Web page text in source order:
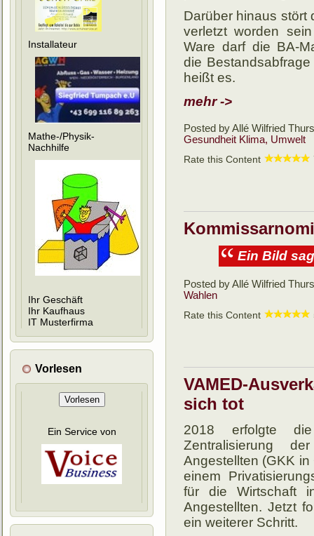
Installateur
Mathe-/Physik-
Nachhilfe
Ihr Geschäft
Ihr Kaufhaus
IT Musterfirma
Vorlesen
Vorlesen
Ein Service von
Darüber hinaus stört
ver­letzt worden
Ware darf die BA-
die
heißt es.
mehr ->
Posted by Allé Wilfried
Gesundheit Klima, Umwelt
Rate this Content
Ein Bild
Posted by Allé Wilfried
Wahlen
Rate this Content
VAMED-
sich tot
2018 erfolgte die
Zentralisierung
Angestellten (GKK
einem
für die Wirtschaft
Angestellten. Jetzt
ein weiterer Schritt.